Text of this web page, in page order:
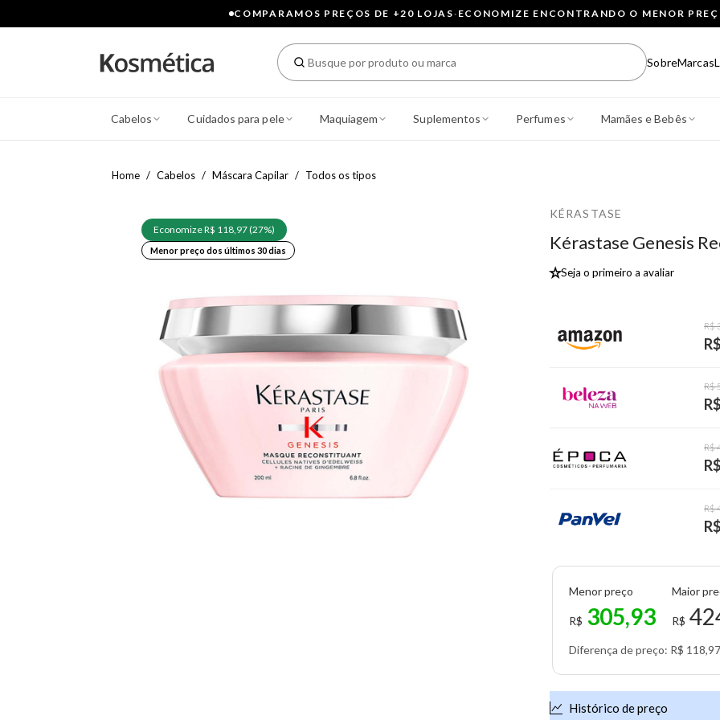
COMPARAMOS PREÇOS DE +20 LOJAS· ECONOMIZE ENCONTRANDO O MENOR
SobreMarcas
Cabelos Cuidados para pele Maquiagem Suplementos Perfumes Mamães e Bebês
Home Cabelos Máscara Capilar Todos os tipos
Economize R$ 118,97 (27%)
Menor preço dos últimos 30 dias
KÉRASTASE
Kérastase Genesis
★Seja o primeiro a avaliar
R$
R$
R$
R$
Menor preço
R$ 305,93
Maior
R$
Diferença de preço: R$ 118,97
Histórico de preço